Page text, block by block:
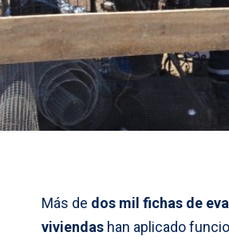
Más de dos mil fichas de
viviendas han aplicado